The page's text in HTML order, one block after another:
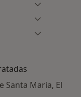
Santa Maria, El